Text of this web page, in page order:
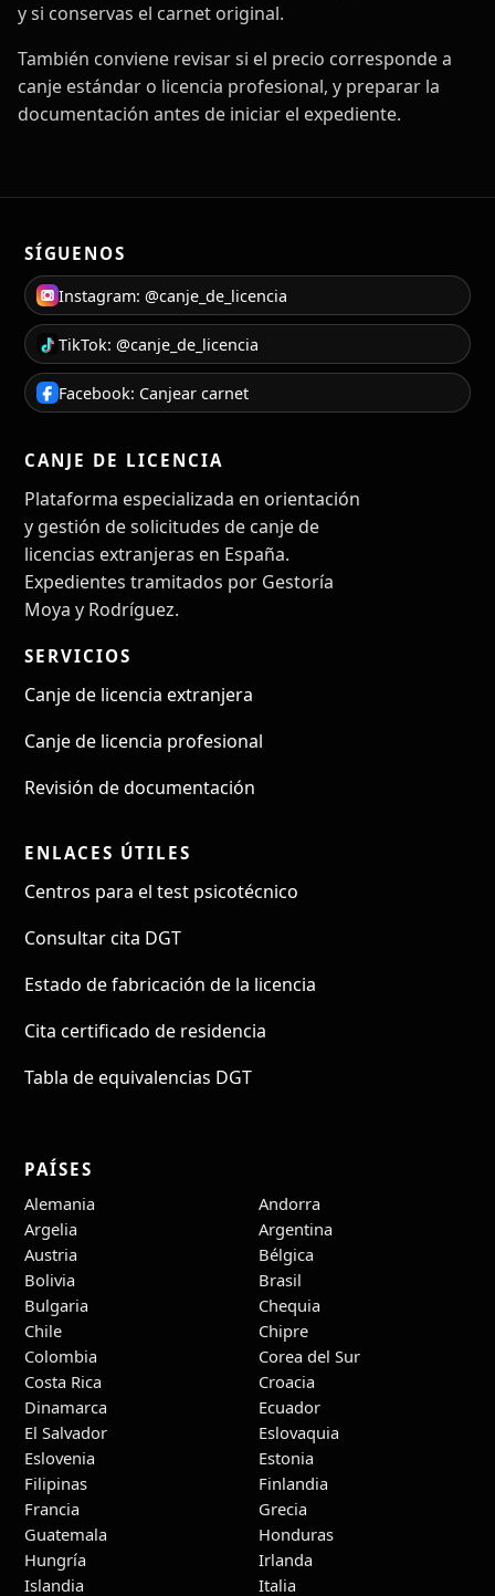
y si conservas el carnet original.
También conviene revisar si el precio corresponde a
canje estándar o licencia profesional, y preparar la
documentación antes de iniciar el expediente.
SÍGUENOS
Instagram: @canje_de_licencia
TikTok: @canje_de_licencia
Facebook: Canjear carnet
CANJE DE LICENCIA
Plataforma especializada en orientación
y gestión de solicitudes de canje de
licencias extranjeras en España.
Expedientes tramitados por Gestoría
Moya y Rodríguez.
SERVICIOS
Canje de licencia extranjera
Canje de licencia profesional
Revisión de documentación
ENLACES ÚTILES
Centros para el test psicotécnico
Consultar cita DGT
Estado de fabricación de la licencia
Cita certificado de residencia
Tabla de equivalencias DGT
PAÍSES
Alemania
Andorra
Argelia
Argentina
Austria
Bélgica
Bolivia
Brasil
Bulgaria
Chequia
Chile
Chipre
Colombia
Corea del Sur
Costa Rica
Croacia
Dinamarca
Ecuador
El Salvador
Eslovaquia
Eslovenia
Estonia
Filipinas
Finlandia
Francia
Grecia
Guatemala
Honduras
Hungría
Irlanda
Islandia
Italia